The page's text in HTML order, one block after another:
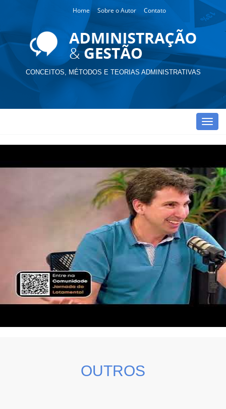
Home Sobre o Autor Contato
CONCEITOS, MÉTODOS E TEORIAS ADMINISTRATIVAS
OUTROS